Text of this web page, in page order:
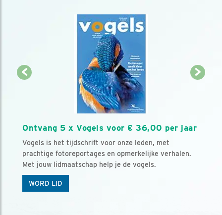
Ontvang 5 x Vogels voor € 36,00 per jaar
Vogels is het tijdschrift voor onze leden, met
prachtige fotoreportages en opmerkelijke verhalen.
Met jouw lidmaatschap help je de vogels.
WORD LID